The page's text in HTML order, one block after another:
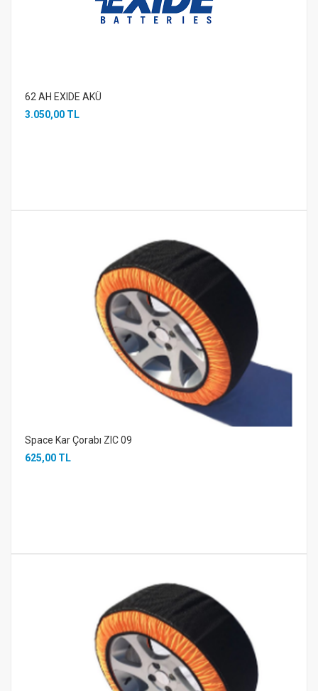
62 AH EXIDE AKÜ
3.050,00 TL
Space Kar Çorabı ZIC 09
625,00 TL